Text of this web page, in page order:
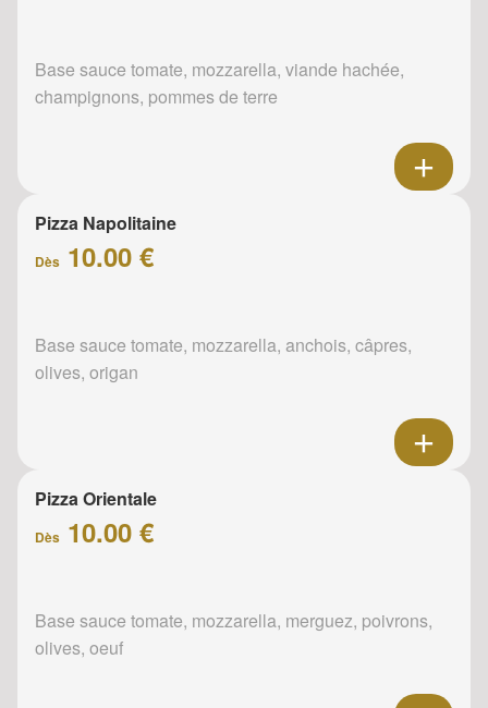
Base sauce tomate, mozzarella, viande hachée,
champignons, pommes de terre
Pizza Napolitaine
Dès 10.00 €
Base sauce tomate, mozzarella, anchois, câpres,
olives, origan
Pizza Orientale
Dès 10.00 €
Base sauce tomate, mozzarella, merguez, poivrons,
olives, oeuf